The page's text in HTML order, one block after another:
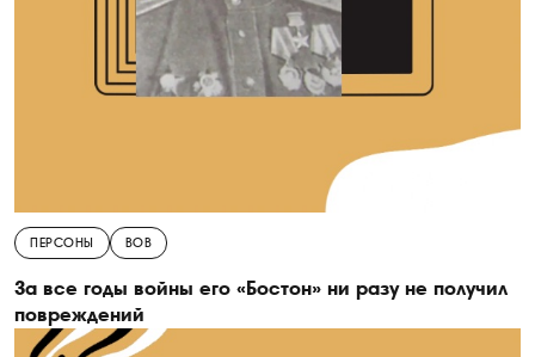
ПЕРСОНЫ ВОВ
За все годы войны его «Бостон» ни разу не получил
повреждений